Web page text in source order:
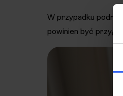
W przypadku
powinien być